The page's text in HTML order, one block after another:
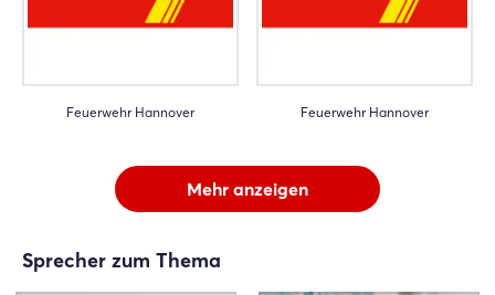
Feuerwehr Hannover Feuerwehr Hannover
Mehr anzeigen
Sprecher zum Thema